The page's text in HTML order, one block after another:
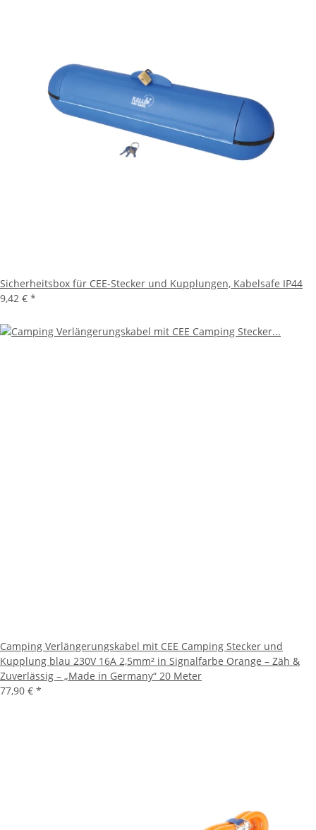
Sicherheitsbox für CEE-Stecker und Kupplungen, Kabelsafe IP44
9,42 € *
Camping Verlängerungskabel mit CEE Camping Stecker und
Kupplung blau 230V 16A 2,5mm² in Signalfarbe Orange – Zäh &
Zuverlässig – „Made in Germany“ 20 Meter
77,90 € *